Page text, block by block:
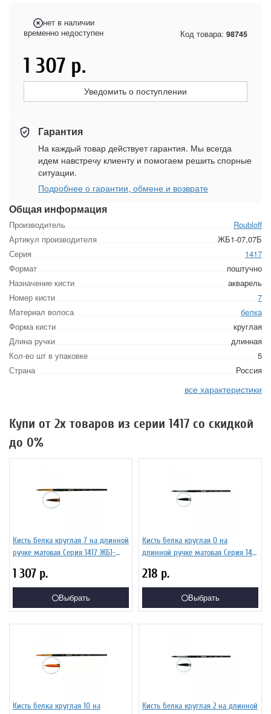
Общая информация
Производитель
Roubloff
Артикул производителя
ЖБ1-07,07Б
Серия
1417
Формат
поштучно
Назначение кисти
акварель
Номер кисти
7
Материал волоса
белка
Форма кисти
круглая
Длина ручки
длинная
Кол-во шт в упаковке
5
Страна
Россия
все характеристики
нет в наличии
временно недоступен
Код товара: 98745
1 307 р.
Уведомить о поступлении
Гарантия
На каждый товар действует гарантия. Мы всегда
идем навстречу клиенту и помогаем решить спорные
ситуации.
Подробнее о гарантии, обмене и возврате
Купи от 2х товаров из серии 1417 со скидкой
до 0%
Кисть белка круглая 7 на длинной
ручке матовая Серия 1417 ЖБ1-
1 307 р.
Выбрать
Кисть белка круглая 0 на
длинной ручке матовая Серия 1417
218 р.
Выбрать
Кисть белка круглая 10 на
Кисть белка круглая 2 на длинной